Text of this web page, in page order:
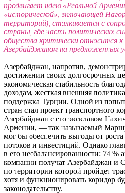
продвигает идею «Реальной
«исторической», включающей
территорий), сталкивается с
страны, где часть политических
общества критически относится
Азербайджаном на предложенных
Азербайджан, напротив,
достижении своих долгосрочных
экономическая стабильность
доходам, жесткая внешняя
поддержка Турции. Одной из
стран стал проект транспортного
Азербайджан с его эксклавом
Армении, — так называемый
мог бы обеспечить выгоды от
потоков и инвестиций. Однако
в его несбалансированности: 74 %
компании получат Азербайджан и
по территории которой пройдет
хотя и функционировать коридор
законодательству.